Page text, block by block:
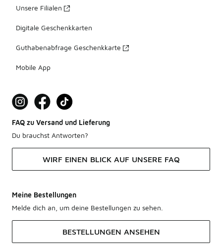
Unsere Filialen
Digitale Geschenkkarten
Guthabenabfrage Geschenkkarte
Mobile App
FAQ zu Versand und Lieferung
Du brauchst Antworten?
WIRF EINEN BLICK AUF UNSERE FAQ
Meine Bestellungen
Melde dich an, um deine Bestellungen zu sehen.
BESTELLUNGEN ANSEHEN